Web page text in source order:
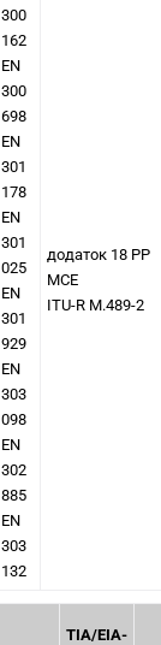
300
162
EN
300
698
EN
301
178
EN
301
025
EN
301
929
EN
303
098
EN
302
885
EN
303
132
додаток 18 РР
МСЕ
ITU-R M.489-2
TIA/EIA-